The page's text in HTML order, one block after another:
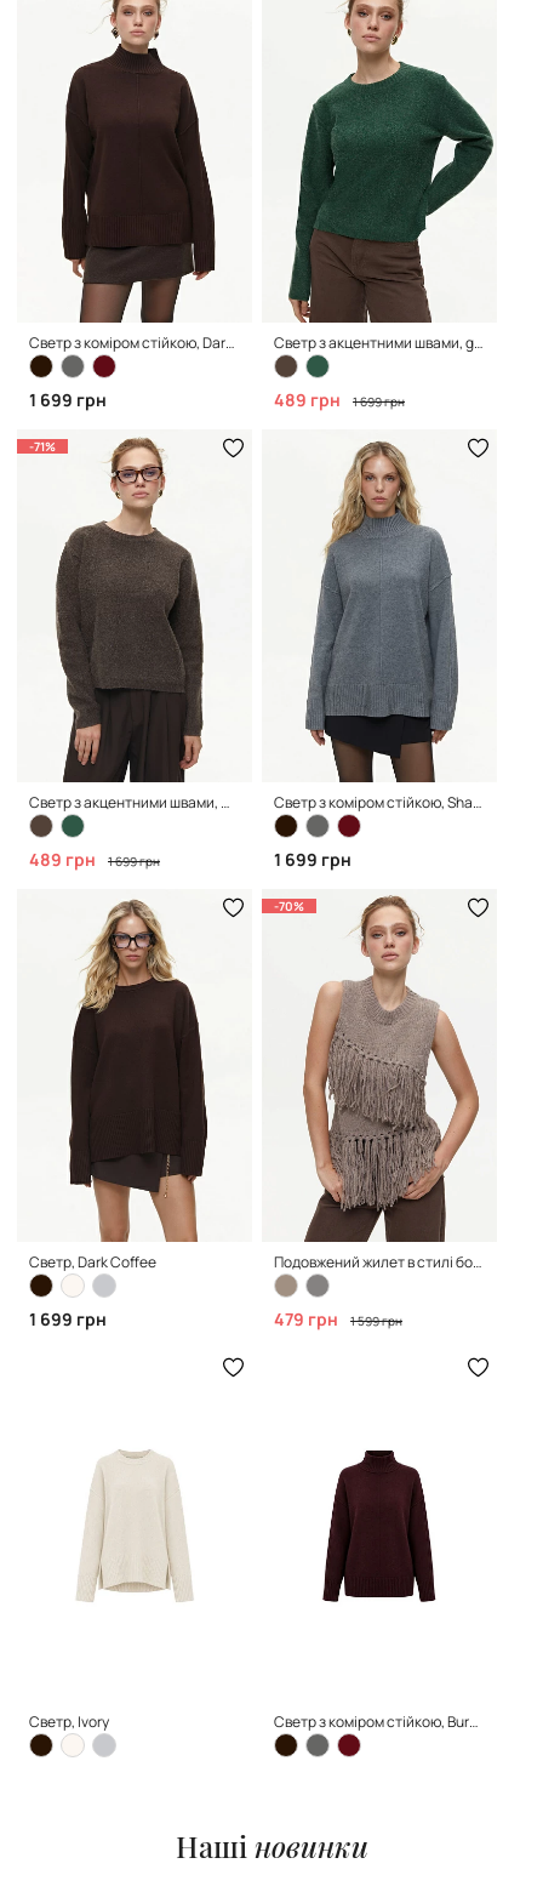
Светр з коміром стійкою, Dark Coffee
1 699 грн
Светр з акцентними швами, green
489 грн 1 699 грн
-71%
Светр з акцентними швами, Chocolate
489 грн 1 699 грн
Светр з коміром стійкою, Shadow Grey
1 699 грн
Светр, Dark Coffee
1 699 грн
-70%
Подовжений жилет в стилі бохо, beige
479 грн 1 599 грн
Светр, Ivory Светр з коміром стійкою, Burgundy
Наші новинки